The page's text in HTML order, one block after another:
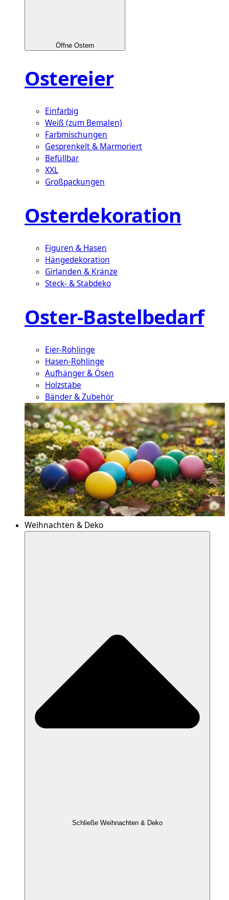
Öffne Ostern
Ostereier
Einfarbig
Weiß (zum Bemalen)
Farbmischungen
Gesprenkelt & Marmoriert
Befüllbar
XXL
Großpackungen
Osterdekoration
Figuren & Hasen
Hängedekoration
Girlanden & Kränze
Steck- & Stabdeko
Oster-Bastelbedarf
Eier-Rohlinge
Hasen-Rohlinge
Aufhänger & Ösen
Holzstäbe
Bänder & Zubehör
Weihnachten & Deko
Schließe Weihnachten & Deko